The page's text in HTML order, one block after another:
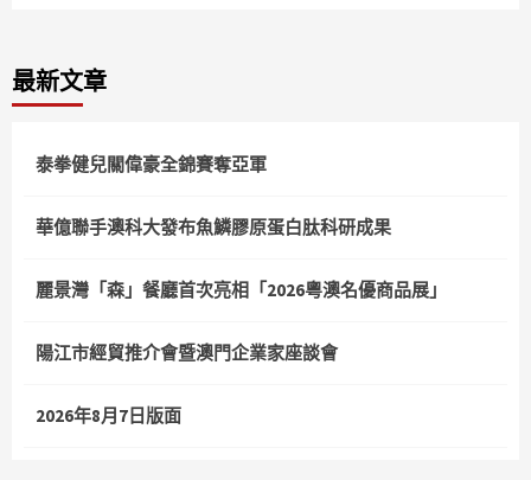
最新文章
泰拳健兒關偉豪全錦賽奪亞軍
華億聯手澳科大發布魚鱗膠原蛋白肽科研成果
麗景灣「森」餐廳首次亮相「2026粵澳名優商品展」
陽江市經貿推介會暨澳門企業家座談會
2026年8月7日版面